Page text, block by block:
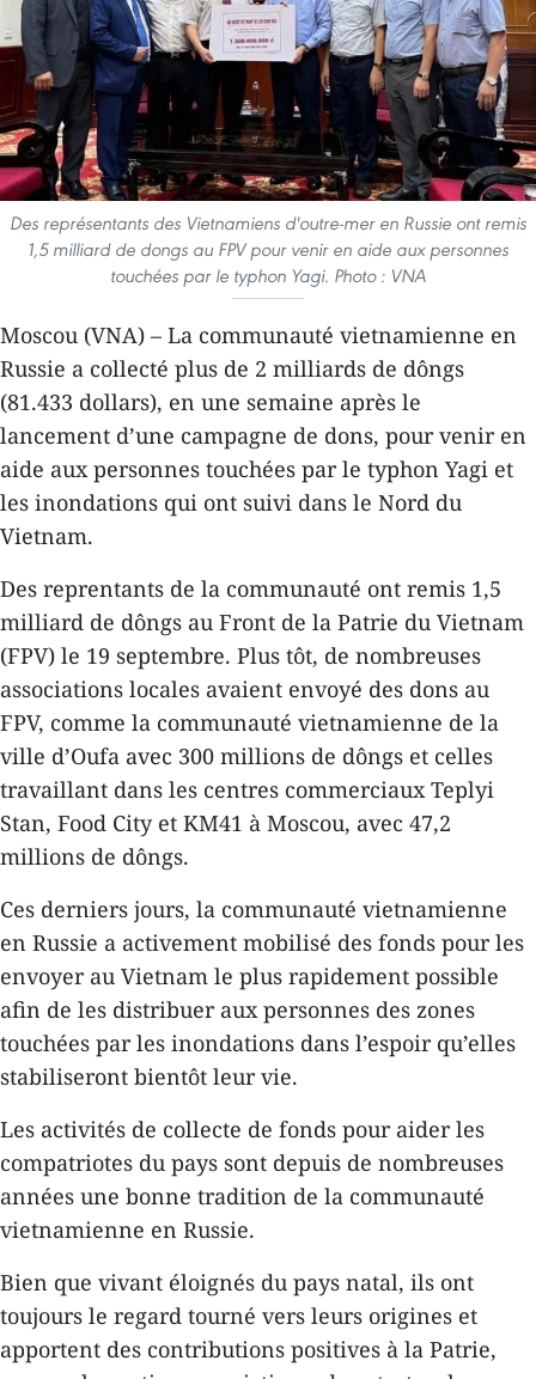
Des représentants des Vietnamiens d'outre-mer en Russie ont remis
1,5 milliard de dongs au FPV pour venir en aide aux personnes
touchées par le typhon Yagi. Photo : VNA
Moscou (VNA) – La communauté vietnamienne en
Russie a collecté plus de 2 milliards de dôngs
(81.433 dollars), en une semaine après le
lancement d’une campagne de dons, pour venir en
aide aux personnes touchées par le typhon Yagi et
les inondations qui ont suivi dans le Nord du
Vietnam.
Des reprentants de la communauté ont remis 1,5
milliard de dôngs au Front de la Patrie du Vietnam
(FPV) le 19 septembre. Plus tôt, de nombreuses
associations locales avaient envoyé des dons au
FPV, comme la communauté vietnamienne de la
ville d’Oufa avec 300 millions de dôngs et celles
travaillant dans les centres commerciaux Teplyi
Stan, Food City et KM41 à Moscou, avec 47,2
millions de dôngs.
Ces derniers jours, la communauté vietnamienne
en Russie a activement mobilisé des fonds pour les
envoyer au Vietnam le plus rapidement possible
afin de les distribuer aux personnes des zones
touchées par les inondations dans l’espoir qu’elles
stabiliseront bientôt leur vie.
Les activités de collecte de fonds pour aider les
compatriotes du pays sont depuis de nombreuses
années une bonne tradition de la communauté
vietnamienne en Russie.
Bien que vivant éloignés du pays natal, ils ont
toujours le regard tourné vers leurs origines et
apportent des contributions positives à la Patrie,